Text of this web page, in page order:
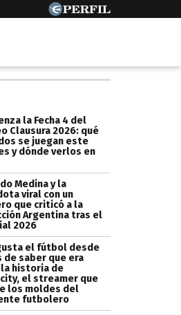
la Fecha 4 del
Clausura 2026: qué
se juegan este
y dónde verlos en
Medina y la
viral con un
que criticó a la
Argentina tras el
2026
el fútbol desde
de saber que era
historia de
el streamer que
los moldes del
futbolero